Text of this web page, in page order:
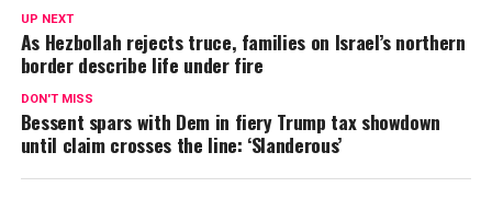
A
p
p
o
o
a
m
n
ar
UP NEXT
As Hezbollah rejects truce, families on Israel’s northern
border describe life under fire
DON'T MISS
Bessent spars with Dem in fiery Trump tax showdown
until claim crosses the line: ‘Slanderous’